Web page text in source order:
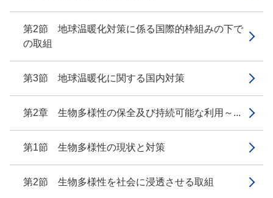
第2節 地球温暖化対策に係る国際的枠組みの下で
の取組
第3節 地球温暖化に関する国内対策
第2章 生物多様性の保全及び持続可能な利用～...
第1節 生物多様性の現状と対策
第2節 生物多様性を社会に浸透させる取組